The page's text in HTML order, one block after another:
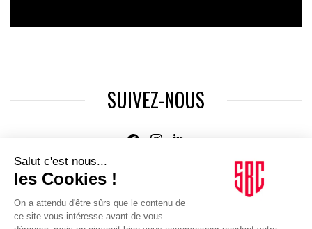
SUIVEZ-NOUS